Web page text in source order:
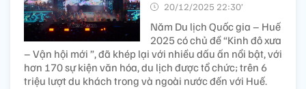
20/12/2025 22:30’
Năm Du lịch Quốc gia – Huế
2025 có chủ đề “Kinh đô xưa
– Vận hội mới ”, đã khép lại với nhiều dấu ấn nổi bật, với
hơn 170 sự kiện văn hóa, du lịch được tổ chức; trên 6
triệu lượt du khách trong và ngoài nước đến với Huế.